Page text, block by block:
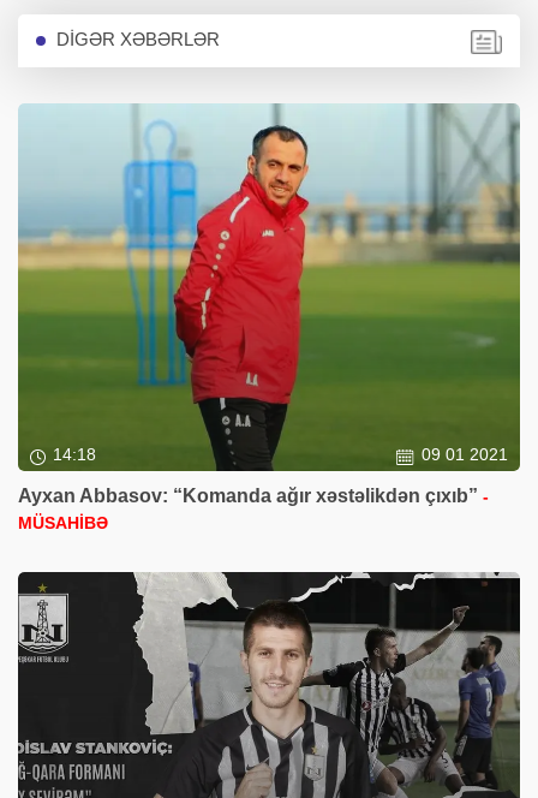
DİGƏR XƏBƏRLƏR
14:18 09 01 2021
Ayxan Abbasov: “Komanda ağır xəstəlikdən çıxıb” -
MÜSAHİBƏ